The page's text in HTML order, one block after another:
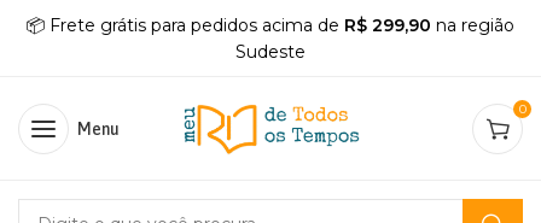
📦 Frete grátis para pedidos acima de R$ 299,90 na região
Sudeste
Menu
0